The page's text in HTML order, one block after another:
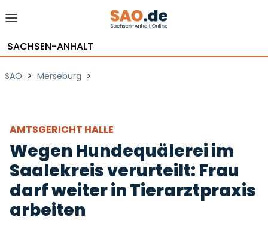
SACHSEN-ANHALT
SAO > Merseburg >
AMTSGERICHT HALLE
Wegen Hundequälerei im
Saalekreis verurteilt: Frau
darf weiter in Tierarztpraxis
arbeiten